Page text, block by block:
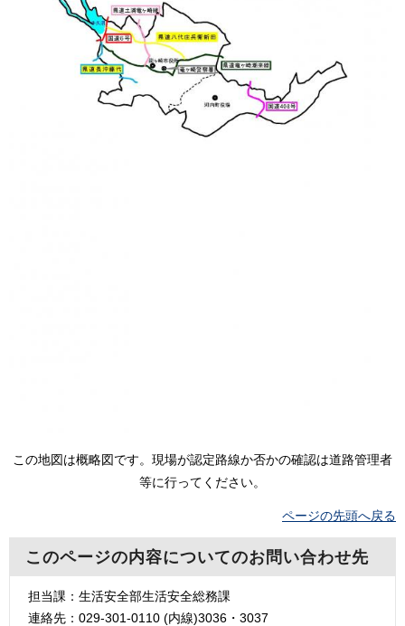
この地図は概略図です。現場が認定路線か否かの確認は道路管理者
等に行ってください。
ページの先頭へ戻る
このページの内容についてのお問い合わせ先
担当課：生活安全部生活安全総務課
連絡先：029-301-0110 (内線)3036・3037